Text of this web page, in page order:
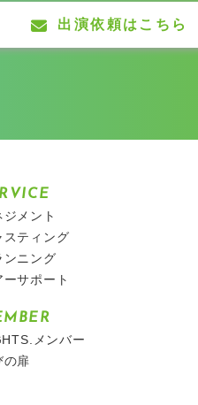
出演依頼はこちら
ジメント
スティング
ンニング
ーサポート
メンバー
の扉